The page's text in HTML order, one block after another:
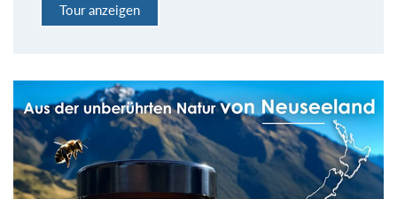
Tour anzeigen